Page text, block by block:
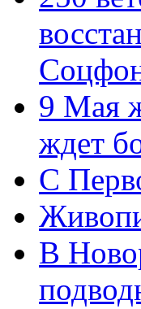
9 Мая
ждет
C
В